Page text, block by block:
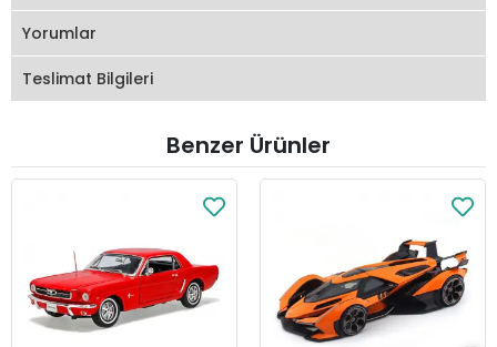
Yorumlar
Teslimat Bilgileri
Benzer Ürünler